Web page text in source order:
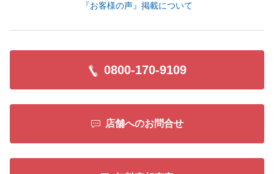
『お客様の声』掲載について
0800-170-9109
店舗へのお問合せ